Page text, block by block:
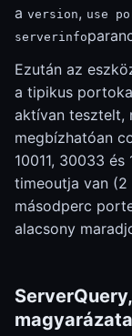
a version, use
serverinfo
Ezután az
a tipikus
aktívan tesztelt,
megbízhatóan
10011, 30033
timeoutja van (2
másodperc
alacsony
magyarázata